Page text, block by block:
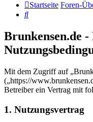
Startseite Foren-
Suche
Brunkensen.de
Mit dem Zugriff auf
(„https://
Betreiber ein Vertrag mit
1. Nutzungsvertrag